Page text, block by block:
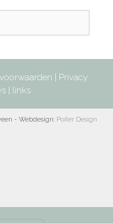
| Privacy
| links
- Webdesign: Poiter Design